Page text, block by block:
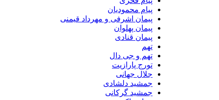
پیام محمودیان
پیمان اشرفی و مهرداد قیمنی
پیمان پهلوان
پیمان قنادی
تهم و جی دال
تورج پارازیت
جلال جهانی
جمشید دلشادی
جمشید گرکانی